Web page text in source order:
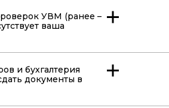
УВМ (ранее –
ваша
и бухгалтерия
документы в